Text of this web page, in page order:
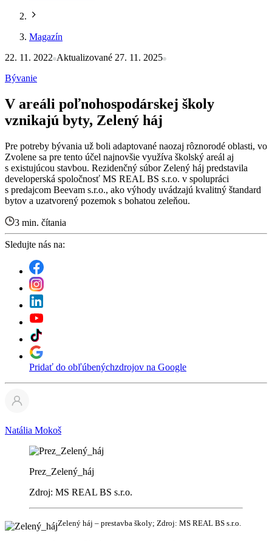
Magazín
22. 11. 2022 Aktualizované 27. 11. 2025
Bývanie
V areáli poľnohospodárskej školy
vznikajú byty, Zelený háj
Pre potreby bývania už boli adaptované naozaj rôznorodé oblasti, vo
Zvolene sa pre tento účel najnovšie využíva školský areál aj
s existujúcou stavbou. Rezidenčný súbor Zelený háj predstavila
developerská spoločnosť MS REAL BS s.r.o. v spolupráci
s predajcom Beevam s.r.o., ako výhody uvádzajú kvalitný štandard
bytov a uzatvorený pozemok s bohatou zeleňou.
3 min. čítania
Sledujte nás na:
Pridať do obľúbenýchzdrojov na Google
Natália Mokoš
Prez_Zelený_háj
Zdroj: MS REAL BS s.r.o.
Zelený háj – prestavba školy; Zdroj: MS REAL BS s.r.o.